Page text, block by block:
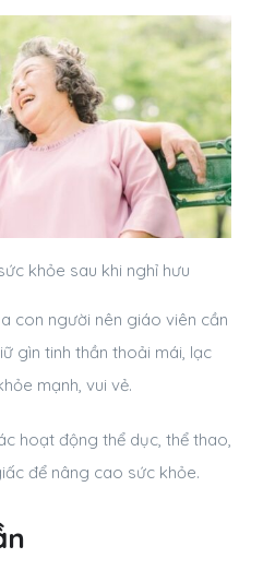
khỏe sau khi nghỉ hưu
con người nên giáo viên cần
gìn tinh thần thoải mái, lạc
mạnh, vui vẻ.
hoạt động thể dục, thể thao,
để nâng cao sức khỏe.